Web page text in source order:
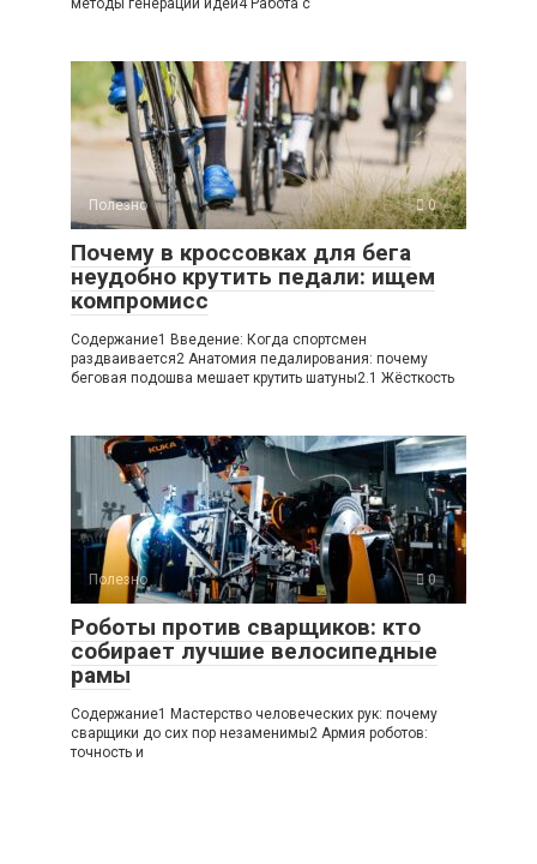
методы генерации идей4 Работа с
Полезно 0
Почему в кроссовках для бега
неудобно крутить педали: ищем
компромисс
Содержание1 Введение: Когда спортсмен
раздваивается2 Анатомия педалирования: почему
беговая подошва мешает крутить шатуны2.1 Жёсткость
Полезно 0
Роботы против сварщиков: кто
собирает лучшие велосипедные
рамы
Содержание1 Мастерство человеческих рук: почему
сварщики до сих пор незаменимы2 Армия роботов:
точность и